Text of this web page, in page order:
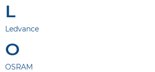
L
Ledvance
O
OSRAM